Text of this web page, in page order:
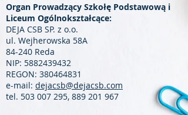
Organ Prowadzący Szkołę Podstawową i
Liceum Ogólnokształcące:
DEJA CSB SP. z o.o.
ul. Wejherowska 58A
84-240 Reda
NIP: 5882439432
REGON: 380464831
e-mail: dejacsb@dejacsb.com
tel. 503 007 295, 889 201 967